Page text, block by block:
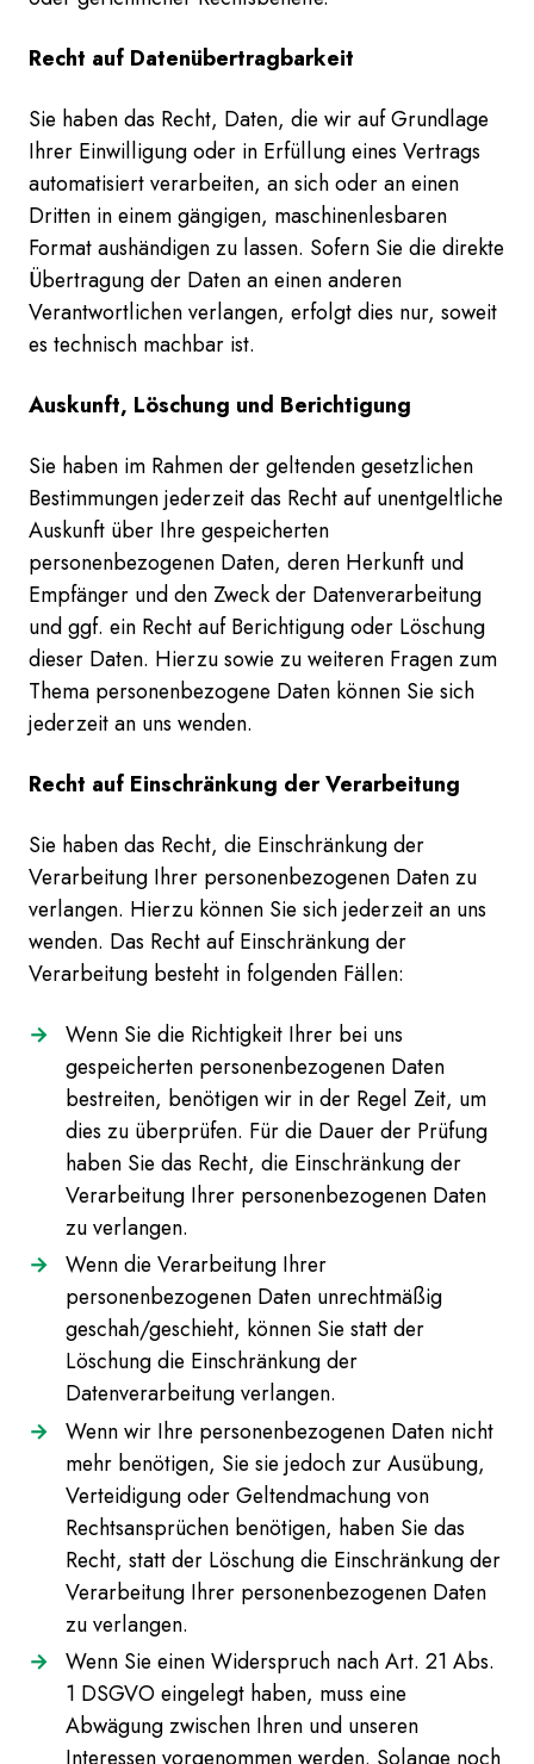
Recht auf Daten­übertrag­barkeit
Sie haben das Recht, Daten, die wir auf Grundlage
Ihrer Einwilligung oder in Erfüllung eines Vertrags
automatisiert verarbeiten, an sich oder an einen
Dritten in einem gängigen, maschinenlesbaren
Format aushändigen zu lassen. Sofern Sie die direkte
Übertragung der Daten an einen anderen
Verantwortlichen verlangen, erfolgt dies nur, soweit
es technisch machbar ist.
Auskunft, Löschung und Berichtigung
Sie haben im Rahmen der geltenden gesetzlichen
Bestimmungen jederzeit das Recht auf unentgeltliche
Auskunft über Ihre gespeicherten
personenbezogenen Daten, deren Herkunft und
Empfänger und den Zweck der Datenverarbeitung
und ggf. ein Recht auf Berichtigung oder Löschung
dieser Daten. Hierzu sowie zu weiteren Fragen zum
Thema personenbezogene Daten können Sie sich
jederzeit an uns wenden.
Recht auf Einschränkung der Verarbeitung
Sie haben das Recht, die Einschränkung der
Verarbeitung Ihrer personenbezogenen Daten zu
verlangen. Hierzu können Sie sich jederzeit an uns
wenden. Das Recht auf Einschränkung der
Verarbeitung besteht in folgenden Fällen:
Wenn Sie die Richtigkeit Ihrer bei uns
gespeicherten personenbezogenen Daten
bestreiten, benötigen wir in der Regel Zeit, um
dies zu überprüfen. Für die Dauer der Prüfung
haben Sie das Recht, die Einschränkung der
Verarbeitung Ihrer personenbezogenen Daten
zu verlangen.
Wenn die Verarbeitung Ihrer
personenbezogenen Daten unrechtmäßig
geschah/geschieht, können Sie statt der
Löschung die Einschränkung der
Datenverarbeitung verlangen.
Wenn wir Ihre personenbezogenen Daten nicht
mehr benötigen, Sie sie jedoch zur Ausübung,
Verteidigung oder Geltendmachung von
Rechtsansprüchen benötigen, haben Sie das
Recht, statt der Löschung die Einschränkung der
Verarbeitung Ihrer personenbezogenen Daten
zu verlangen.
Wenn Sie einen Widerspruch nach Art. 21 Abs.
1 DSGVO eingelegt haben, muss eine
Abwägung zwischen Ihren und unseren